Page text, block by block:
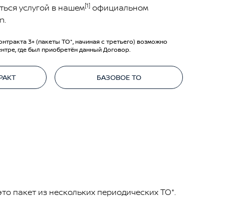
услугой в нашем[1] официальном
3+ (пакеты ТО*, начиная с третьего) возможно
где был приобретён данный Договор.
БАЗОВОЕ ТО
пакет из нескольких периодических ТО*.